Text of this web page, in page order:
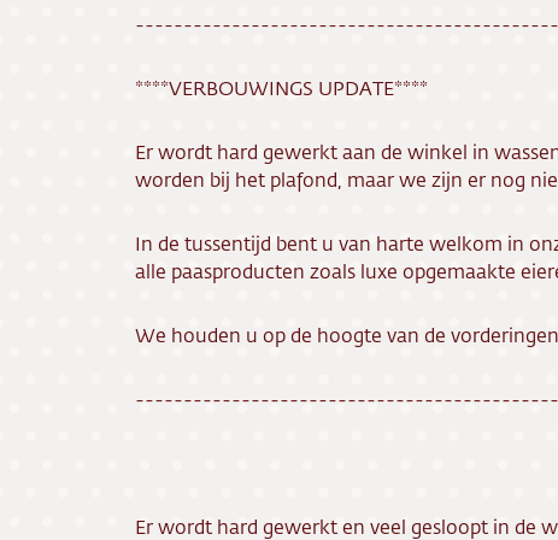
****VERBOUWINGS UPDATE****
Er wordt hard gewerkt aan de winkel in
worden bij het plafond, maar we zijn er nog
In de tussentijd bent u van harte welkom in
alle paasproducten zoals luxe opgemaakte
We houden u op de hoogte van de
Er wordt hard gewerkt en veel gesloopt in de